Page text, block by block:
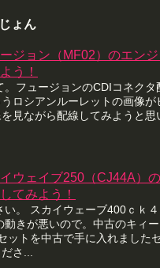
ょん
ージョン（MF02）のエン
う！
。フュージョンのCDIコネク
ロシアンルーレットの画像が
見ながら配線してみようと思
イウェイブ250（CJ44A）
てみよう！
い。 スカイウェーブ400ｃｋ
動きが悪いので。中古のキィ
ットを中古で手に入れました
さ...